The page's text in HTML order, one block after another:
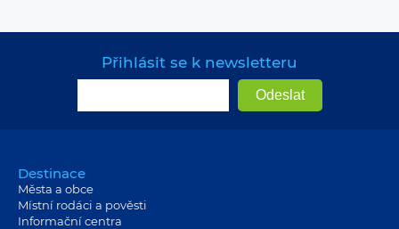
Přihlásit se k newsletteru
Destinace
Města a obce
Místní rodáci a pověsti
Informační centra